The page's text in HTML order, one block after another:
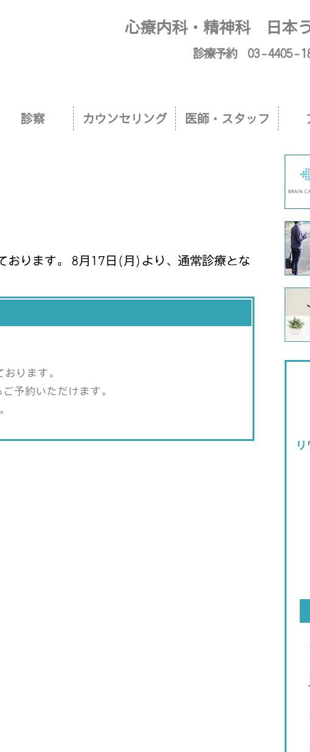
心療内科・精神科 日本
診療予約 03 - 4405 -
診察 カウンセリング 医師・スタッフ
ります。 8月17日(月)より、通常診療とな
ります。
予約いただけます。